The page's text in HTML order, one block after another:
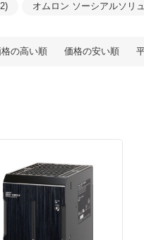
オムロン ソーシアルソリ
の高い順 価格の安い順